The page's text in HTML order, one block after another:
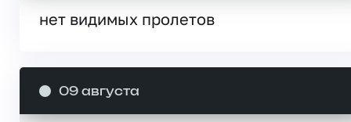
нет видимых пролетов
09 августа